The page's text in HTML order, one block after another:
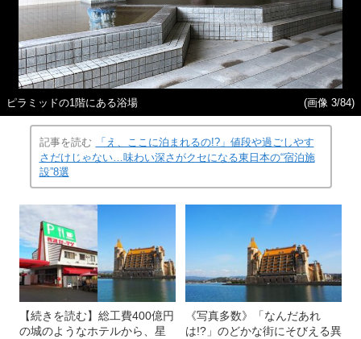
ピラミッドの1階にある浴場 (画像 3/84)
記事を読む
「え、ここに泊まれるの!?」値段や過ごしやす
さだけじゃない…味わい深さがクセになる東日本の“宿泊施
設”8選
【続きを読む】総工費400億円
の城のようなホテルから、星
《写真多数》「なんだあれ
は!?」のどかな街にそびえる異